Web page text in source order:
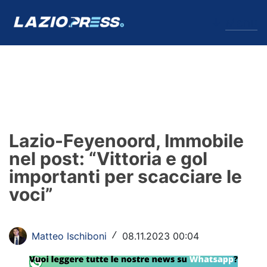
Formello
Infortuni
Primavera
Calciomercato
Lazio Women
Lazio-Feyenoord, Immobile
nel post: “Vittoria e gol
importanti per scacciare le
voci”
Matteo Ischiboni / 08.11.2023 00:04